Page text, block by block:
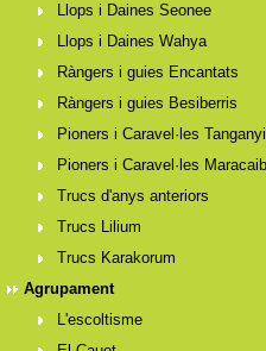
Llops i Daines Seonee
Llops i Daines Wahya
Ràngers i guies Encantats
Ràngers i guies Besiberris
Pioners i Caravel·les
Pioners i Caravel·les
Trucs d'anys anteriors
Trucs Lilium
Trucs Karakorum
Agrupament
L'escoltisme